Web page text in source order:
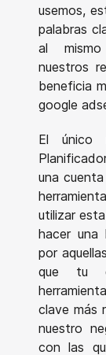
usemos,
palabras
al
nuestros
beneficia
google
El único
una
utilizar
hacer una
por
que tu
clave más
nuestro
con las